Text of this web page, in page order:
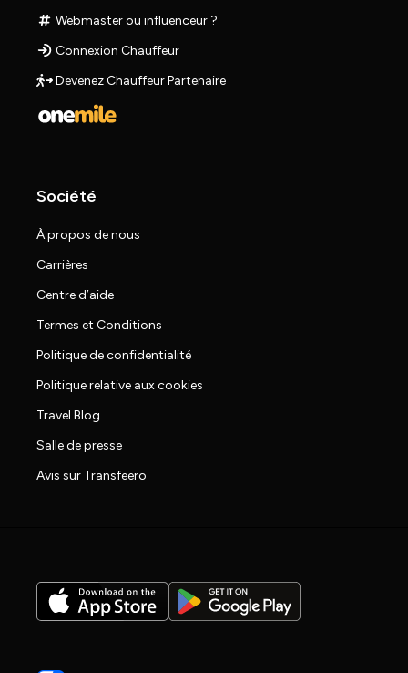
Webmaster ou influenceur ?
Connexion Chauffeur
Devenez Chauffeur Partenaire
Société
À propos de nous
Carrières
Centre d’aide
Termes et Conditions
Politique de confidentialité
Politique relative aux cookies
Travel Blog
Salle de presse
Avis sur Transfeero